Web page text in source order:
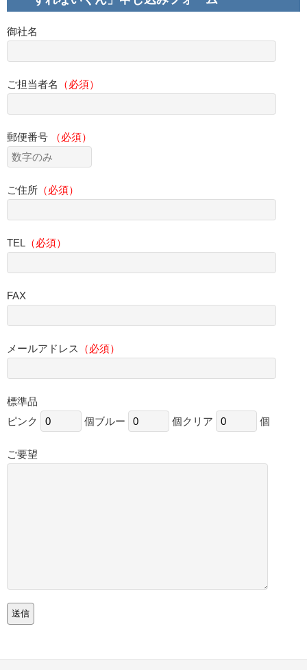
御社名
ご担当者名 （必須）
郵便番号 （必須）
ご住所 （必須）
TEL （必須）
FAX
メールアドレス （必須）
標準品
ピンク
個ブルー 個クリア 個
ご要望